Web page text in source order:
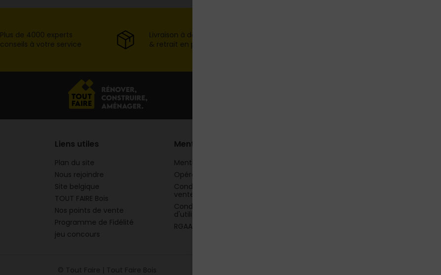
Plus de 4000 experts
conseils à votre service
Livraison à domicile
& retrait en point de vente
Liens utiles
Plan du site
Nous rejoindre
Site belgique
TOUT FAIRE Bois
Nos points de vente
Programme de Fidélité
jeu concours
Mentions
Mentions légales
Opération commerciale
Conditions générales de
vente
Conditions générales
d'utilisation
RGAA
© Tout Faire | Tout Faire Bois